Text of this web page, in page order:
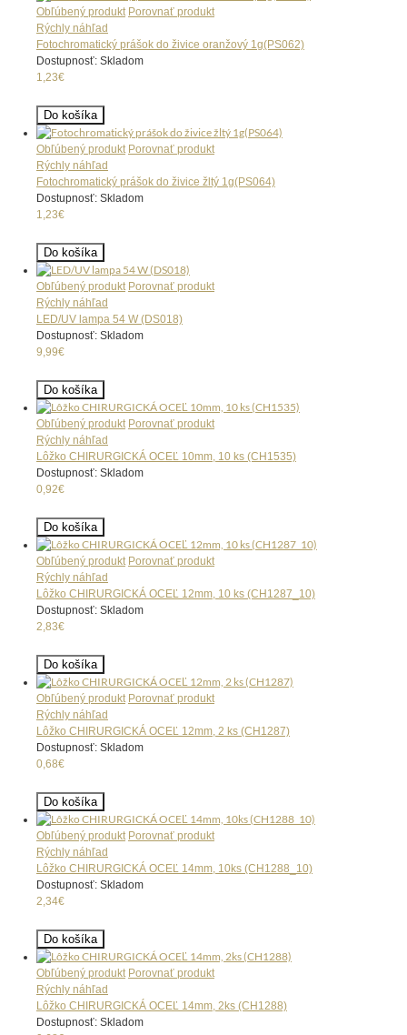
Obľúbený produkt Porovnať produkt
Rýchly náhľad
Fotochromatický prášok do živice oranžový 1g(PS062)
Dostupnosť: Skladom
1,23€
Do košíka
Obľúbený produkt Porovnať produkt
Rýchly náhľad
Fotochromatický prášok do živice žltý 1g(PS064)
Dostupnosť: Skladom
1,23€
Do košíka
Obľúbený produkt Porovnať produkt
Rýchly náhľad
LED/UV lampa 54 W (DS018)
Dostupnosť: Skladom
9,99€
Do košíka
Obľúbený produkt Porovnať produkt
Rýchly náhľad
Lôžko CHIRURGICKÁ OCEĽ 10mm, 10 ks (CH1535)
Dostupnosť: Skladom
0,92€
Do košíka
Obľúbený produkt Porovnať produkt
Rýchly náhľad
Lôžko CHIRURGICKÁ OCEĽ 12mm, 10 ks (CH1287_10)
Dostupnosť: Skladom
2,83€
Do košíka
Obľúbený produkt Porovnať produkt
Rýchly náhľad
Lôžko CHIRURGICKÁ OCEĽ 12mm, 2 ks (CH1287)
Dostupnosť: Skladom
0,68€
Do košíka
Obľúbený produkt Porovnať produkt
Rýchly náhľad
Lôžko CHIRURGICKÁ OCEĽ 14mm, 10ks (CH1288_10)
Dostupnosť: Skladom
2,34€
Do košíka
Obľúbený produkt Porovnať produkt
Rýchly náhľad
Lôžko CHIRURGICKÁ OCEĽ 14mm, 2ks (CH1288)
Dostupnosť: Skladom